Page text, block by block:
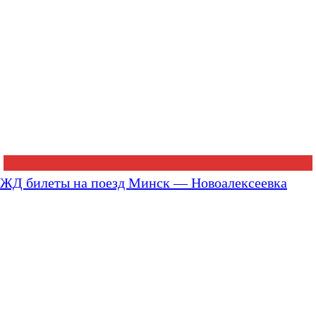
ЖД билеты на поезд Минск — Новоалексеевка